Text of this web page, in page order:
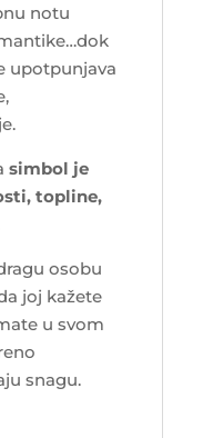
notu
upotpunjava
simbol je
topline,
osobu
joj kažete
u svom
snagu.